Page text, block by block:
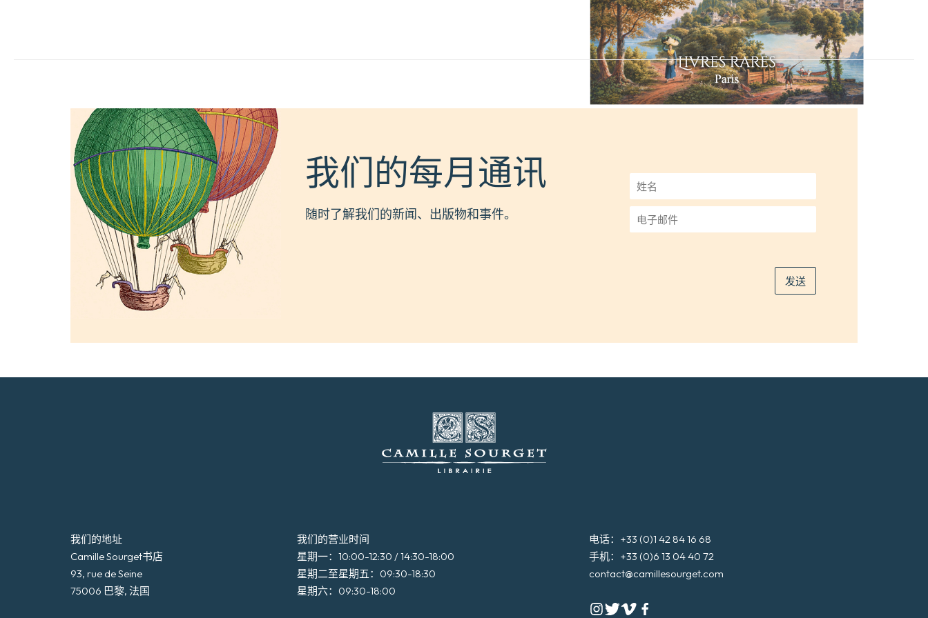
我们的每月通讯
随时了解我们的新闻、出版物和事件。
姓
名
*
子
发送
我们的地址
Camille Sourget书店
93, rue de Seine
75006 巴黎, 法国
我们的营业时间
星期一：10:00-12:30 / 14:30-18:00
星期二至星期五：09:30-18:30
星期六：09:30-18:00
电话：+33 (0)1 42 84 16 68
手机：+33 (0)6 13 04 40 72
contact@camillesourget.com